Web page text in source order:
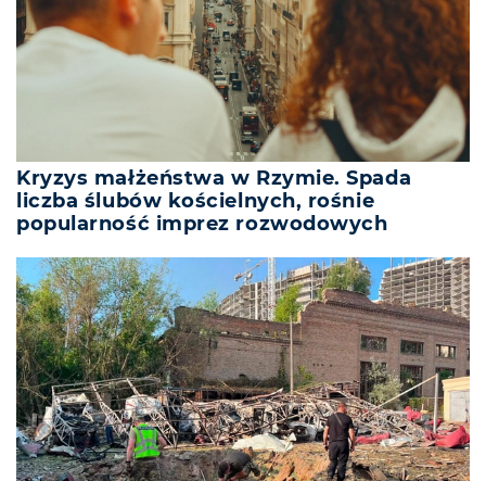
Kryzys małżeństwa w Rzymie. Spada
liczba ślubów kościelnych, rośnie
popularność imprez rozwodowych